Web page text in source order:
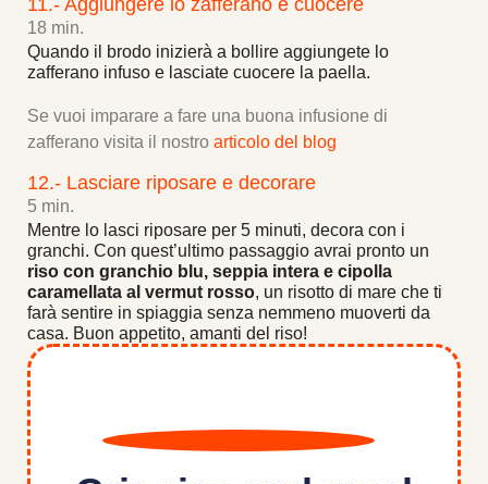
11.- Aggiungere lo zafferano e cuocere
18 min.
Quando il brodo inizierà a bollire aggiungete lo
zafferano infuso e lasciate cuocere la paella.
Se vuoi imparare a fare una buona infusione di
zafferano visita il nostro articolo del blog
12.- Lasciare riposare e decorare
5 min.
Mentre lo lasci riposare per 5 minuti, decora con i
granchi. Con quest’ultimo passaggio avrai pronto un
riso con granchio blu, seppia intera e cipolla
caramellata al vermut rosso, un risotto di mare che ti
farà sentire in spiaggia senza nemmeno muoverti da
casa. Buon appetito, amanti del riso!